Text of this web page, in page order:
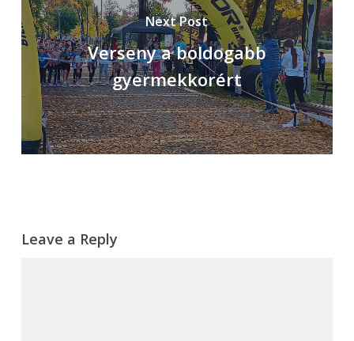
Next Post
Verseny a boldogabb
gyermekkorért
Leave a Reply